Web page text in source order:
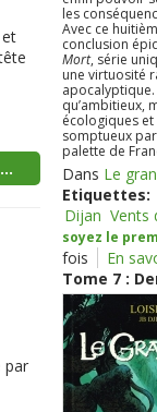
par
les
Avec ce
conclusion
Mort, série
une virtuosité
qu’ambitieux,
écologiques
somptueux
palette de
Dans Le
Etiquettes:
Dijan Vents
soyez le
fois
En
Tome 7 :